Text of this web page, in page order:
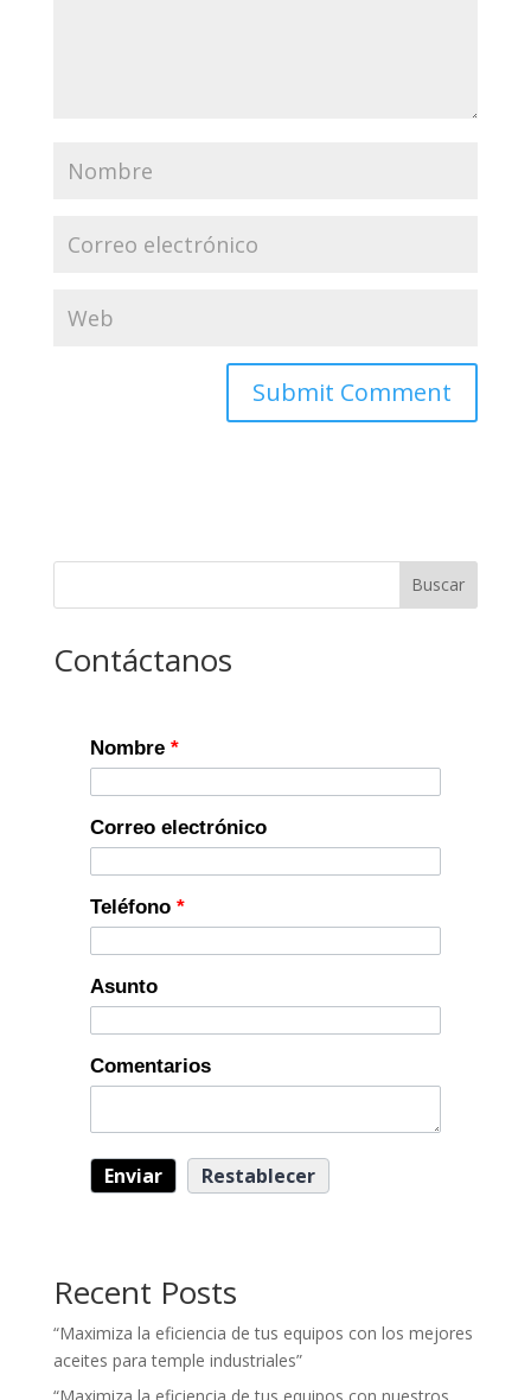
Buscar
Contáctanos
Nombre *
Correo electrónico
Teléfono *
Asunto
Comentarios
Recent Posts
“Maximiza la eficiencia de tus equipos con los mejores
aceites para temple industriales”
“Maximiza la eficiencia de tus equipos con nuestros